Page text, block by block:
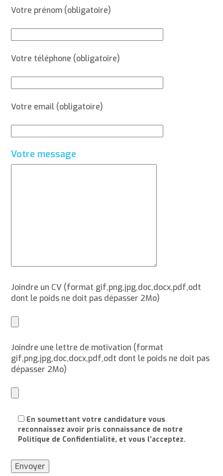
Votre prénom (obligatoire)
Votre téléphone (obligatoire)
Votre email (obligatoire)
Votre message
Joindre un CV (format gif,png,jpg,doc,docx,pdf,odt
dont le poids ne doit pas dépasser 2Mo)
Joindre une lettre de motivation (format
gif,png,jpg,doc,docx,pdf,odt dont le poids ne doit pas
dépasser 2Mo)
En soumettant votre candidature vous
reconnaissez avoir pris connaissance de notre
Politique de Confidentialité, et vous l’acceptez.